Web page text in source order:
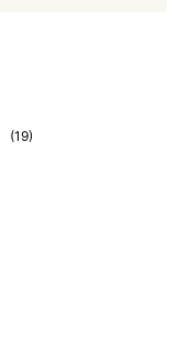
(19)